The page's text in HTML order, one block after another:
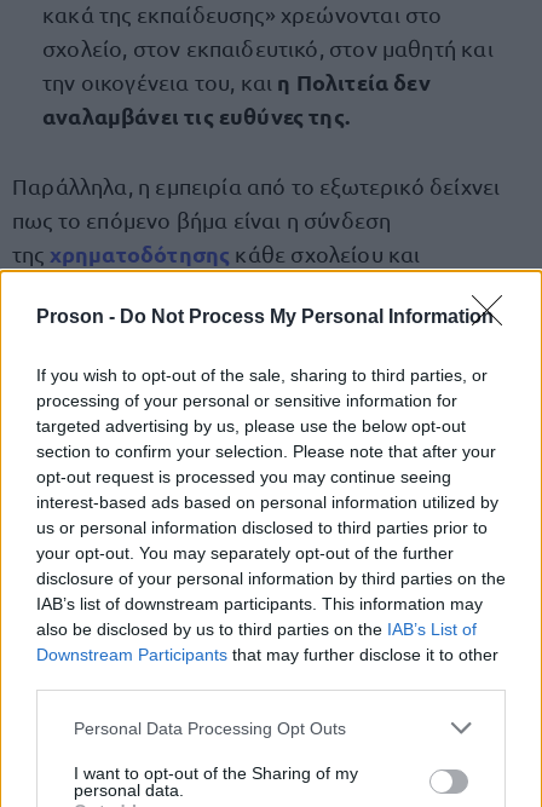
Proson - Do Not Process My Personal Information
If you wish to opt-out of the sale, sharing to third parties, or
processing of your personal or sensitive information for
targeted advertising by us, please use the below opt-out
section to confirm your selection. Please note that after your
opt-out request is processed you may continue seeing
interest-based ads based on personal information utilized by
us or personal information disclosed to third parties prior to
your opt-out. You may separately opt-out of the further
disclosure of your personal information by third parties on the
IAB’s list of downstream participants. This information may
also be disclosed by us to third parties on the IAB’s List of
Downstream Participants that may further disclose it to other
Please note that this website/app uses one or more Google
not limited to your visit or usage behaviour. You may click to
grant or deny consent to Google and its third-party tags to
Personal Data Processing Opt Outs
I want to opt-out of the Sharing of my
personal data.
κακά της εκπαίδευσης» χρεώνονται στο
σχολείο, στον εκπαιδευτικό, στον μαθητή και
την οικογένεια του, και η Πολιτεία δεν
αναλαμβάνει τις ευθύνες της.
Παράλληλα, η εμπειρία από το εξωτερικό δείχνει
πως το επόμενο βήμα είναι η σύνδεση
της χρηματοδότησης κάθε σχολείου και
δημιουργούνται τα «καλά » σχολεία που αμείβονται,
για να επιβιώσουν.
Ο εκπαιδευτικός βρίσκεται υπό διαρκή πίεση, με
ένα τεράστιο γραφειοκρατικό έργο να «πέφτει»
στις πλάτες του εις βάρος της παιδαγωγικής
δουλειάς. Μέσα στο σχολείο κυριαρχεί ο φόβος, ο
ανταγωνισμός, η γραφειοκρατία και ο
αυταρχισμός, εις βάρος της χαράς, της
συνεργασίας, της παιδαγωγικής δημιουργίας, της
δημοκρατίας. Τέτοια φαινόμενα έχουν οδηγήσει
μαζικές παραιτήσεις εκπαιδευτικών
στη
Γερμανία, στην Αμερική, στην Αγγλία και άλλες
χώρες που διαχώρισαν τα σχολεία και τους